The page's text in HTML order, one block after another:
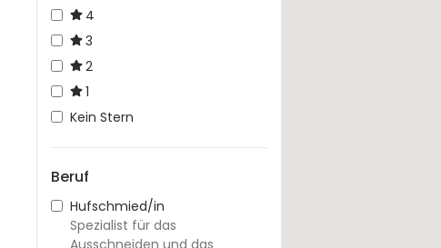
4
3
2
1
Kein Stern
Beruf
Hufschmied/in
Spezialist für das
Ausschneiden und das